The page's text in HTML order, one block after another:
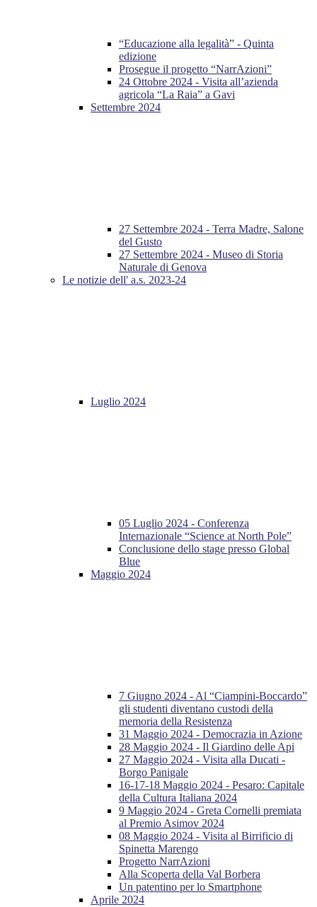
“Educazione alla legalità” - Quinta
edizione
Prosegue il progetto “NarrAzioni”
24 Ottobre 2024 - Visita all’azienda
agricola “La Raia” a Gavi
Settembre 2024
27 Settembre 2024 - Terra Madre, Salone
del Gusto
27 Settembre 2024 - Museo di Storia
Naturale di Genova
Le notizie dell' a.s. 2023-24
Luglio 2024
05 Luglio 2024 - Conferenza
Internazionale “Science at North Pole”
Conclusione dello stage presso Global
Blue
Maggio 2024
7 Giugno 2024 - Al “Ciampini-Boccardo”
gli studenti diventano custodi della
memoria della Resistenza
31 Maggio 2024 - Democrazia in Azione
28 Maggio 2024 - Il Giardino delle Api
27 Maggio 2024 - Visita alla Ducati -
Borgo Panigale
16-17-18 Maggio 2024 - Pesaro: Capitale
della Cultura Italiana 2024
9 Maggio 2024 - Greta Cornelli premiata
al Premio Asimov 2024
08 Maggio 2024 - Visita al Birrificio di
Spinetta Marengo
Progetto NarrAzioni
Alla Scoperta della Val Borbera
Un patentino per lo Smartphone
Aprile 2024